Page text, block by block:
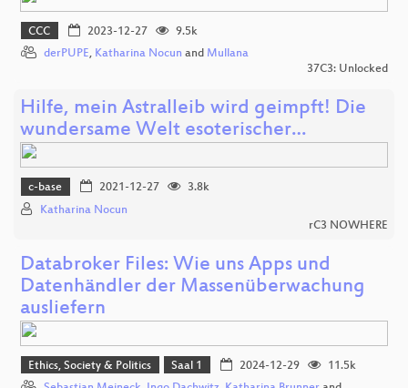
CCC 2023-12-27
9.5k
derPUPE, Katharina Nocun and Mullana
37C3: Unlocked
Hilfe, mein Astralleib wird geimpft! Die
wundersame Welt esoterischer…
c-base 2021-12-27
3.8k
Katharina Nocun
rC3 NOWHERE
Databroker Files: Wie uns Apps und
Datenhändler der Massenüberwachung
ausliefern
Ethics, Society & Politics Saal 1 2024-12-29
11.5k